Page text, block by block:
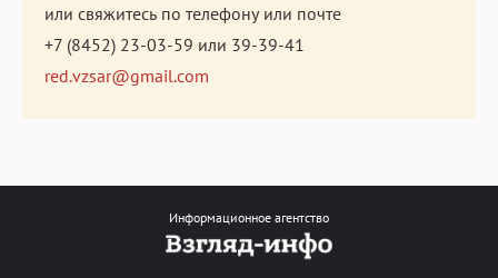
или свяжитесь по телефону или почте
+7 (8452) 23-03-59 или 39-39-41
red.vzsar@gmail.com
Информационное агентство